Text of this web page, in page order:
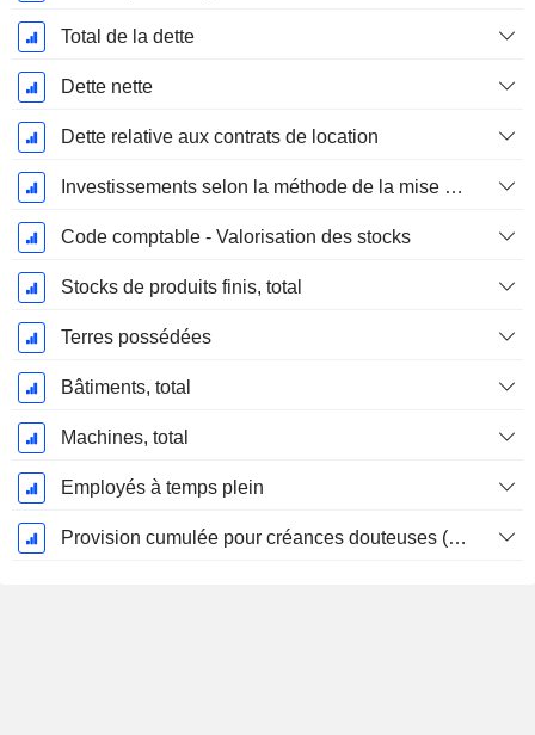
Total de la dette
Dette nette
Dette relative aux contrats de location
Investissements selon la méthode de la mise en équivalence, total
Code comptable - Valorisation des stocks
Stocks de produits finis, total
Terres possédées
Bâtiments, total
Machines, total
Employés à temps plein
Provision cumulée pour créances douteuses (Supple)